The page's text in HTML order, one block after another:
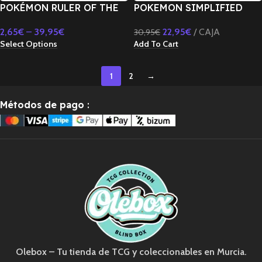
POKÉMON RULER OF THE
SV3
2,65€ – 39,95€
Select Options
POKEMON SIMPLIFIED
RANDOM GIFT SET-CHINO
30,95€ 22,95€ CAJA
Add To Cart
1 2 →
Métodos de pago :
Olebox – Tu tienda de TCG y coleccionables en Murcia.